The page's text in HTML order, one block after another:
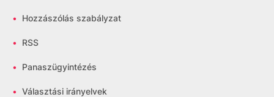
• Hozzászólás szabályzat
• RSS
• Panaszügyintézés
• Választási irányelvek